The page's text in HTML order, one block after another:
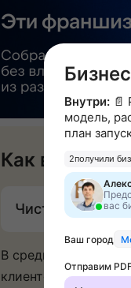
Как вы
Чистая
В среднем
клиентов в месяц,
Внутри:📄
модель,
план
2получили
вас
Ваш город
Отправим